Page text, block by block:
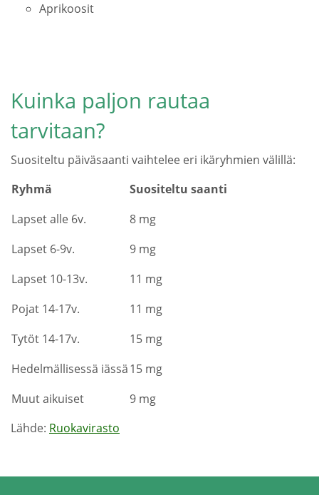
Aprikoosit
Kuinka paljon rautaa
tarvitaan?
Suositeltu päiväsaanti vaihtelee eri ikäryhmien välillä:
Ryhmä
Suositeltu saanti
Lapset alle 6v.
8 mg
Lapset 6-9v.
9 mg
Lapset 10-13v.
11 mg
Pojat 14-17v.
11 mg
Tytöt 14-17v.
15 mg
Hedelmällisessä iässä15 mg
Muut aikuiset
9 mg
Lähde: Ruokavirasto